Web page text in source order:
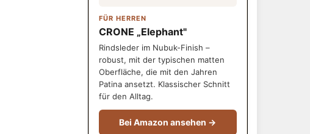
FÜR HERREN
CRONE „Elephant"
Rindsleder im Nubuk-Finish –
robust, mit der typischen matten
Oberfläche, die mit den Jahren
Patina ansetzt. Klassischer Schnitt
für den Alltag.
Bei Amazon ansehen →